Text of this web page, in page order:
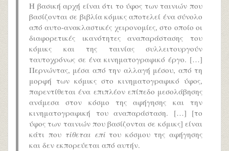
Η βασική αρχή είναι ότι το ύφος των ταινιών που
βασίζονται σε βιβλία κόμικς αποτελεί ένα σύνολο
από αυτο-ανακλαστικές χειρονομίες, στο οποίο οι
διαφορετικές ικανότητες αναπαράστασης του
κόμικς και της ταινίας συλλειτουργούν
ταυτοχρόνως σε ένα κινηματογραφικό έργο. […]
Περνώντας, μέσα από την αλλαγή μέσου, από τη
μορφή των κόμικς στο κινηματογραφικό ύφος,
παρεντίθεται ένα επιπλέον επίπεδο μεσολάβησης
ανάμεσα στον κόσμο της αφήγησης και την
κινηματογραφική του αναπαράσταση. […] [το
ύφος των ταινιών που βασίζονται σε κόμικς] είναι
κάτι που τίθεται επίτου κόσμου της αφήγησης
και δεν εκπορεύεται από αυτήν.